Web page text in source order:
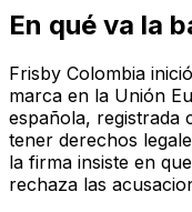
En qué va la
Frisby Colombia
marca en la Unión
española, registrada
tener derechos
la firma insiste en
rechaza las